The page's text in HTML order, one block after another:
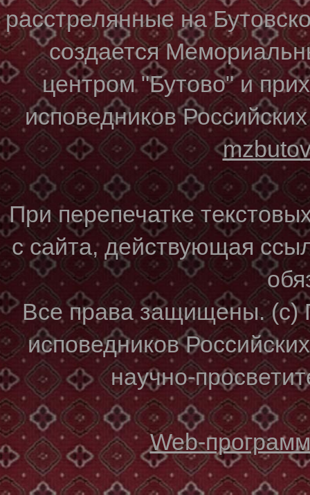
расстрелянные на
создается
центром "Бутово" и
исповедников
При перепечатке
с сайта, действующая
Все права защищены. (с)
исповедников
научно-
Web-